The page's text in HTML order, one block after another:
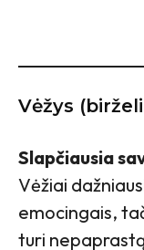
Vėžys
Slapčiausia
Vėžiai
emocingais,
turi